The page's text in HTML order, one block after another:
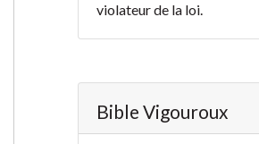
violateur de la loi.
Bible Vigouroux